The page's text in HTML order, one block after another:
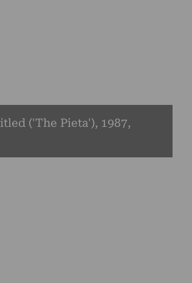
('The Pieta'), 1987,